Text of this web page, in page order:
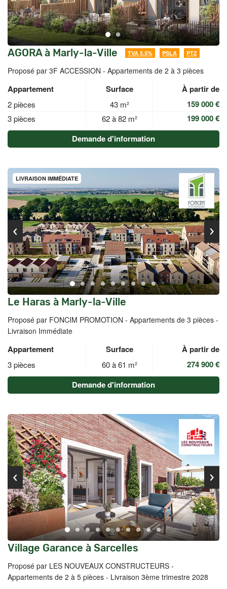
AGORA à Marly-la-Ville TVA 5.5% PSLA PTZ
Proposé par 3F ACCESSION - Appartements de 2 à 3 pièces
Appartement Surface À partir de
2 pièces 43 m² 159 000 €
3 pièces 62 à 82 m²
199 000 €
Demande d'information
LIVRAISON IMMÉDIATE
Le Haras à Marly-la-Ville
Proposé par FONCIM PROMOTION - Appartements de 3 pièces -
Livraison Immédiate
Appartement Surface À partir de
3 pièces 60 à 61 m²
274 900 €
Demande d'information
Village Garance à Sarcelles
Proposé par LES NOUVEAUX CONSTRUCTEURS -
Appartements de 2 à 5 pièces - Livraison 3ème trimestre 2028